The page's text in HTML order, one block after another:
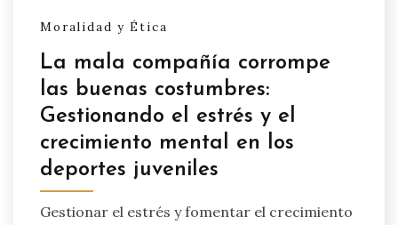
Moralidad y Ética
La mala compañía corrompe
las buenas costumbres:
Gestionando el estrés y el
crecimiento mental en los
deportes juveniles
Gestionar el estrés y fomentar el crecimiento